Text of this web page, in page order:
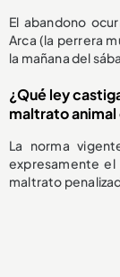
El abandono
Arca (la perrera
la mañana del
¿Qué ley
maltrato
La norma
expresamente el
maltrato